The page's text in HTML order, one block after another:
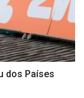
dos Países